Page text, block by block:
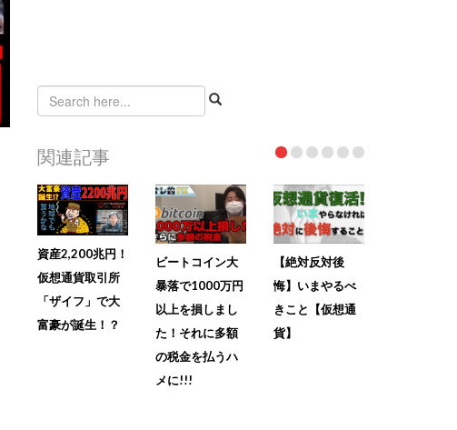
関連記事
資産2,200兆円！
仮想通貨取引所
「ザイフ」で大
富豪が誕生！？
ビートコイン大
暴落で1000万円
以上を損しまし
た！それに多額
の税金を払うハ
メに!!!
【絶対反対後
悔】いまやるべ
きこと【仮想通
貨】